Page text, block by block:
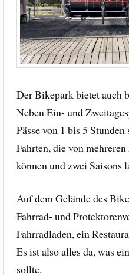
Der Bikepark bietet auch
Neben Ein- und
Pässe von 1 bis 5
Fahrten, die von
können und zwei Saisons
Auf dem Gelände des
Fahrrad- und
Fahrradladen, ein
Es ist also alles da, was
sollte.